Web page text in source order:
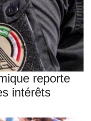
reporte
intérêts